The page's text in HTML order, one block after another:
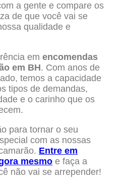
a gente e compare os
de que você vai se
qualidade e
em encomendas
em BH. Com anos de
temos a capacidade
tipos de demandas,
e o carinho que os
para tornar o seu
com as nossas
Entre em
mesmo e faça a
não vai se arrepender!